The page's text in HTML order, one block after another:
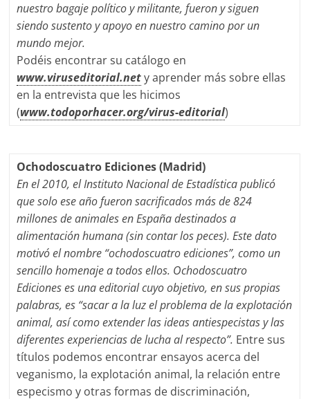
nuestro bagaje político y militante, fueron y siguen
siendo sustento y apoyo en nuestro camino por un
mundo mejor.
Podéis encontrar su catálogo en
www.viruseditorial.nety aprender más sobre ellas
en la entrevista que les hicimos
(www.todoporhacer.org/virus-editorial)
Ochodoscuatro Ediciones (Madrid)
En el 2010, el Instituto Nacional de Estadística publicó
que solo ese año fueron sacrificados más de 824
millones de animales en España destinados a
alimentación humana (sin contar los peces). Este dato
motivó el nombre “ochodoscuatro ediciones”, como un
sencillo homenaje a todos ellos. Ochodoscuatro
Ediciones es una editorial cuyo objetivo, en sus propias
palabras, es “sacar a la luz el problema de la explotación
animal, así como extender las ideas antiespecistas y las
diferentes experiencias de lucha al respecto”. Entre sus
títulos podemos encontrar ensayos acerca del
veganismo, la explotación animal, la relación entre
especismo y otras formas de discriminación,